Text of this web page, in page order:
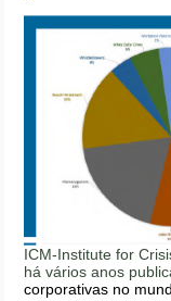
ICM-Institute for
há vários anos
corporativas no